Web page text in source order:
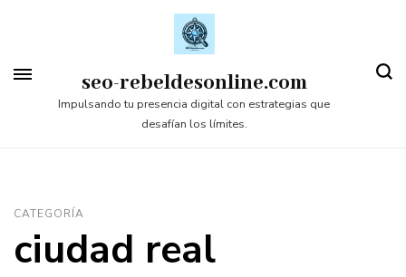
contenido
(presiona
seo-rebeldesonline.com
Impulsando tu presencia digital con estrategias que
desafían los límites.
CATEGORÍA
ciudad real